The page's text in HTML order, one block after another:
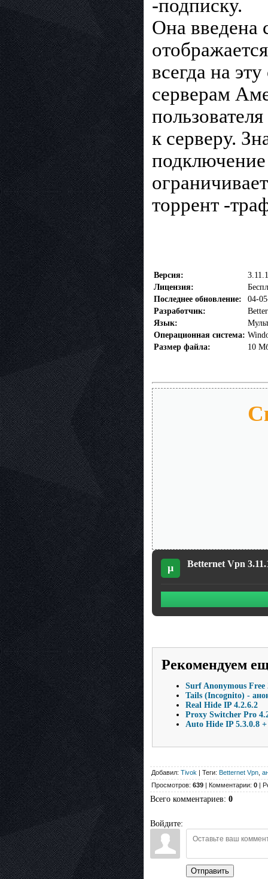
-подписку.
Она введена
всегда на
серверам
пользователя
к серверу.
ограничивает
торрент -
Версия:
3.11.1
Лицензия:
Последнее обновление:
04-
Разработчик:
Язык:
Операционная система:
Размер файла:
10
µ Betternet Vpn
Рекомендуем
Surf Anonymous Free
Tails (Incognito) -
Real Hide IP 4.2.6.2
Proxy Switcher Pro
Auto Hide IP 5.3.0.8 +
Добавил: Tivok | Теги: Betternet Vpn
Просмотров: 639 | Комментарии: 0 |
Всего комментариев: 0
Войдите:
Отправить